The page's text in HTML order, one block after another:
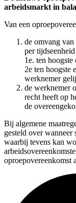
arbeidsmarkt in
Van een
de omvang van
per
1e. ten hoogste
2e ten hoogste
werknemer
de werknemer
recht heeft op
de
Bij algemene
gesteld over wanneer
waarbij tevens kan
oproepovereenkomst